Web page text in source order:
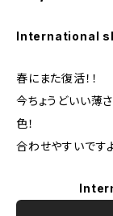
International
春にまた復活！！
今ちょうどいい薄
色！
合わせやすいですよ